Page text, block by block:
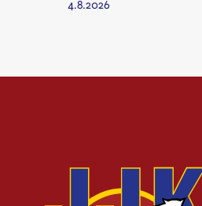
4.8.2026